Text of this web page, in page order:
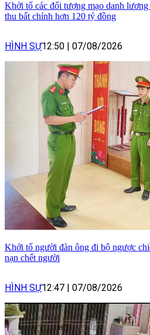
Khởi tố các đối tượng mạo danh
thu bất chính hơn 120 tỷ đồng
HÌNH SỰ12:50 07/08/2026
Khởi tố người đàn ông đi bộ ngược
nạn chết người
HÌNH SỰ12:47 07/08/2026